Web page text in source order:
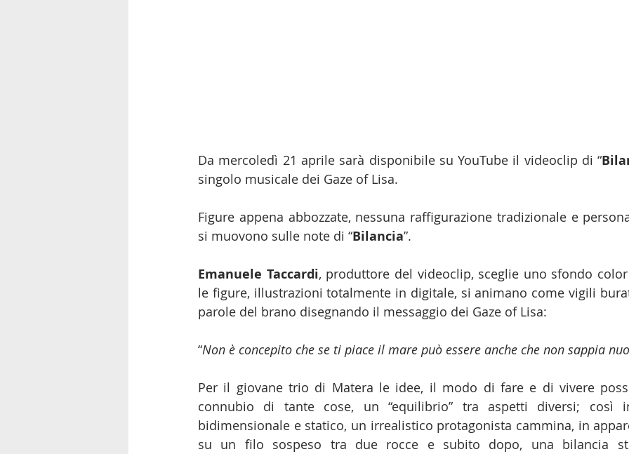
Da mercoledì 21 aprile sarà disponibile su YouTube il videoclip di “
singolo musicale dei Gaze of Lisa.
Figure appena abbozzate, nessuna raffigurazione tradizionale e
si muovono sulle note di “Bilancia”.
Emanuele Taccardi, produttore del videoclip, sceglie uno sfondo
le figure, illustrazioni totalmente in digitale, si animano come vigili
parole del brano disegnando il messaggio dei Gaze of Lisa:
“Non è concepito che se ti piace il mare può essere anche che non sappia
Per il giovane trio di Matera le idee, il modo di fare e di vivere
connubio di tante cose, un “equilibrio” tra aspetti diversi; così
bidimensionale e statico, un irrealistico protagonista cammina, in
su un filo sospeso tra due rocce e subito dopo, una bilancia